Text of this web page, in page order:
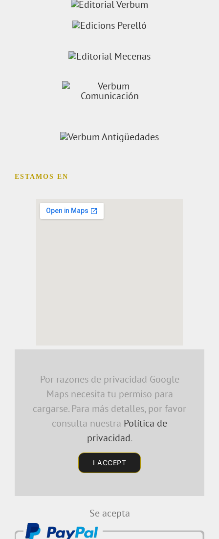
ESTAMOS EN
embedding a google map
Por razones de privacidad Google
Maps necesita tu permiso para
cargarse. Para más detalles, por favor
consulta nuestra Política de
privacidad.
I ACCEPT
Se acepta